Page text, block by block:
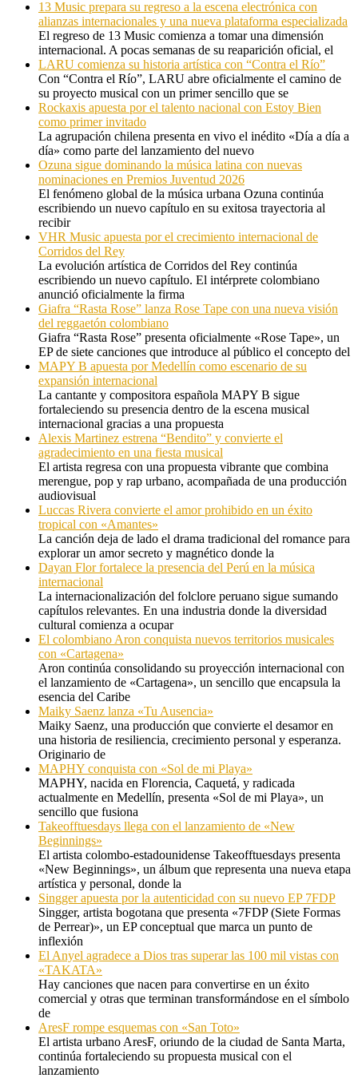
13 Music prepara su regreso a la escena electrónica con
alianzas internacionales y una nueva plataforma especializada
El regreso de 13 Music comienza a tomar una dimensión
internacional. A pocas semanas de su reaparición oficial, el
LARU comienza su historia artística con “Contra el Río”
Con “Contra el Río”, LARU abre oficialmente el camino de
su proyecto musical con un primer sencillo que se
Rockaxis apuesta por el talento nacional con Estoy Bien
como primer invitado
La agrupación chilena presenta en vivo el inédito «Día a día a
día» como parte del lanzamiento del nuevo
Ozuna sigue dominando la música latina con nuevas
nominaciones en Premios Juventud 2026
El fenómeno global de la música urbana Ozuna continúa
escribiendo un nuevo capítulo en su exitosa trayectoria al
recibir
VHR Music apuesta por el crecimiento internacional de
Corridos del Rey
La evolución artística de Corridos del Rey continúa
escribiendo un nuevo capítulo. El intérprete colombiano
anunció oficialmente la firma
Giafra “Rasta Rose” lanza Rose Tape con una nueva visión
del reggaetón colombiano
Giafra “Rasta Rose” presenta oficialmente «Rose Tape», un
EP de siete canciones que introduce al público el concepto del
MAPY B apuesta por Medellín como escenario de su
expansión internacional
La cantante y compositora española MAPY B sigue
fortaleciendo su presencia dentro de la escena musical
internacional gracias a una propuesta
Alexis Martinez estrena “Bendito” y convierte el
agradecimiento en una fiesta musical
El artista regresa con una propuesta vibrante que combina
merengue, pop y rap urbano, acompañada de una producción
audiovisual
Luccas Rivera convierte el amor prohibido en un éxito
tropical con «Amantes»
La canción deja de lado el drama tradicional del romance para
explorar un amor secreto y magnético donde la
Dayan Flor fortalece la presencia del Perú en la música
internacional
La internacionalización del folclore peruano sigue sumando
capítulos relevantes. En una industria donde la diversidad
cultural comienza a ocupar
El colombiano Aron conquista nuevos territorios musicales
con «Cartagena»
Aron continúa consolidando su proyección internacional con
el lanzamiento de «Cartagena», un sencillo que encapsula la
esencia del Caribe
Maiky Saenz lanza «Tu Ausencia»
Maiky Saenz, una producción que convierte el desamor en
una historia de resiliencia, crecimiento personal y esperanza.
Originario de
MAPHY conquista con «Sol de mi Playa»
MAPHY, nacida en Florencia, Caquetá, y radicada
actualmente en Medellín, presenta «Sol de mi Playa», un
sencillo que fusiona
Takeofftuesdays llega con el lanzamiento de «New
Beginnings»
El artista colombo-estadounidense Takeofftuesdays presenta
«New Beginnings», un álbum que representa una nueva etapa
artística y personal, donde la
Singger apuesta por la autenticidad con su nuevo EP 7FDP
Singger, artista bogotana que presenta «7FDP (Siete Formas
de Perrear)», un EP conceptual que marca un punto de
inflexión
El Anyel agradece a Dios tras superar las 100 mil vistas con
«TAKATA»
Hay canciones que nacen para convertirse en un éxito
comercial y otras que terminan transformándose en el símbolo
de
AresF rompe esquemas con «San Toto»
El artista urbano AresF, oriundo de la ciudad de Santa Marta,
continúa fortaleciendo su propuesta musical con el
lanzamiento